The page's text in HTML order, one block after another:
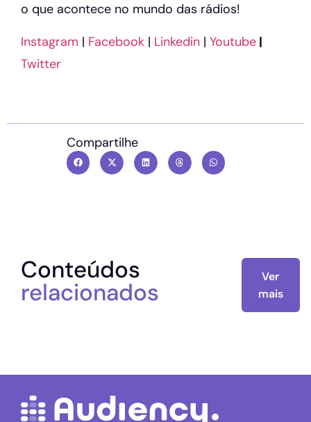
o que acontece no mundo das rádios!
Instagram | Facebook | Linkedin | Youtube |
Twitter
Compartilhe
Conteúdos
relacionados
Ver
mais